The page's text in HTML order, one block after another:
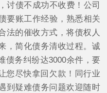
讨债不成功不收费！公司
要账工作经验，熟悉相关
法的催收方式，将债权人
，简化债务清收过程。诚
债务纠纷达3000余件，要
您尽快拿回欠款！同行业
到疑难债务问题欢迎随时